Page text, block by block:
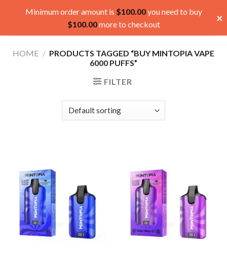
HOME / PRODUCTS TAGGED “BUY MINTOPIA VAPE
6000 PUFFS”
FILTER
Minimum order amount is $100.00you need to buy
$100.00more to checkout ×